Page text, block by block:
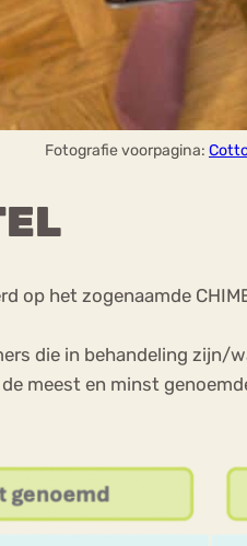
Fotografie voorpagina:
op het zogenaamde
die in behandeling
meest en minst